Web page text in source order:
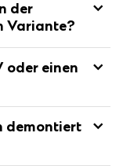
der
Variante?
weniger auf und
Technologie.
oder einen
Jede
3,5 Tonnen
demontiert